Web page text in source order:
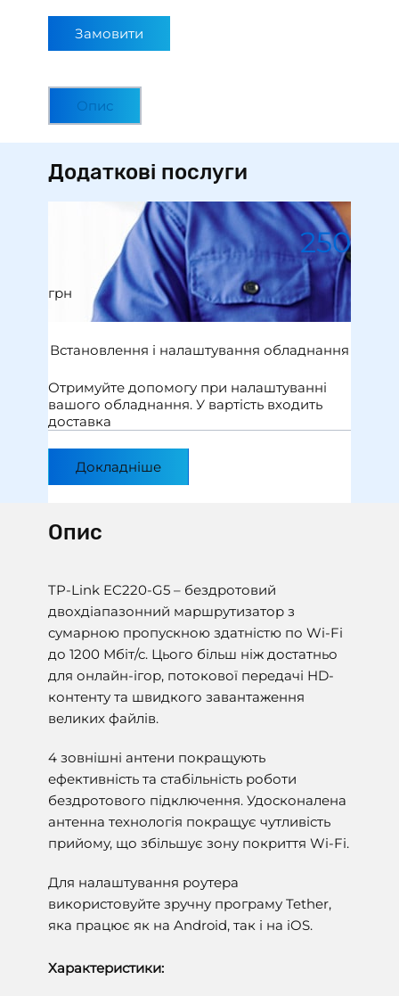
Замовити
Опис
Додаткові послуги
250
грн
Встановлення i налаштування обладнання
Отримуйте допомогу при налаштуваннi
вашого обладнання. У вартiсть входить
доставка
Докладніше
Опис
TP-Link EC220-G5 – бездротовий
двохдіапазонний маршрутизатор з
сумарною пропускною здатністю по Wi-Fi
до 1200 Мбіт/с. Цього більш ніж достатньо
для онлайн-ігор, потокової передачі HD-
контенту та швидкого завантаження
великих файлів.
4 зовнішні антени покращують
ефективність та стабільність роботи
бездротового підключення. Удосконалена
антенна технологія покращує чутливість
прийому, що збільшує зону покриття Wi-Fi.
Для налаштування роутера
використовуйте зручну програму Tether,
яка працює як на Android, так і на iOS.
Характеристики: